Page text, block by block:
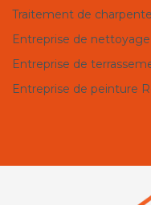
Traitement de
Entreprise de
Entreprise de
Entreprise de peinture